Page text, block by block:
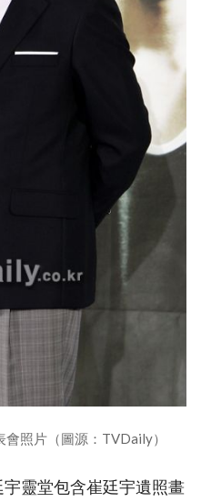
照片（圖源：TVDaily）
靈堂包含崔廷宇遺照畫